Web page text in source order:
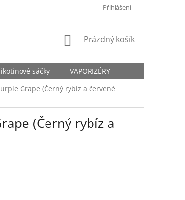
Přihlášení
NÁKUPNÍ
Prázdný košík
sáčky VAPORIZÉRY
Grape (Černý rybíz a červené
(Černý rybíz a